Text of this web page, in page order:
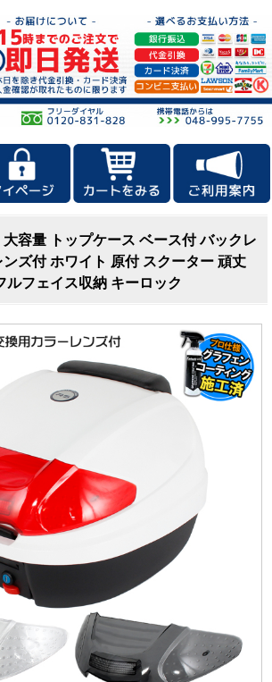
容量 トップケース ベース付 バックレ
ズ付 ホワイト 原付 スクーター 頑丈
ルフェイス収納 キーロック